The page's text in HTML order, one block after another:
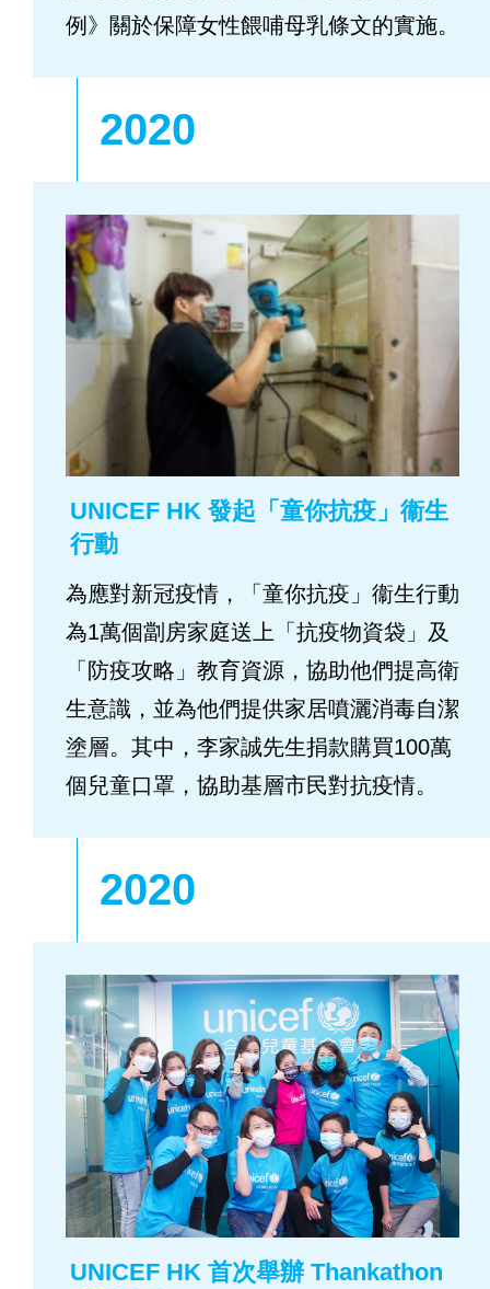
例》關於保障女性餵哺母乳條文的實施。
2020
UNICEF HK 發起「童你抗疫」衞生
行動
為應對新冠疫情，「童你抗疫」衞生行動
為1萬個劏房家庭送上「抗疫物資袋」及
「防疫攻略」教育資源，協助他們提高衛
生意識，並為他們提供家居噴灑消毒自潔
塗層。其中，李家誠先生捐款購買100萬
個兒童口罩，協助基層市民對抗疫情。
2020
UNICEF HK 首次舉辦 Thankathon